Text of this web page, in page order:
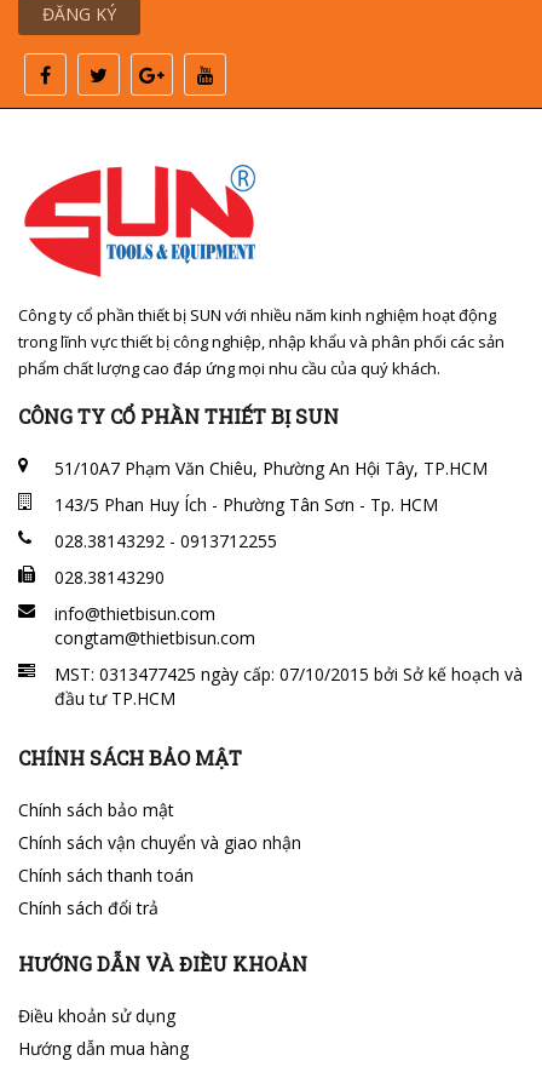
ĐĂNG KÝ
Công ty cổ phần thiết bị SUN với nhiều năm kinh nghiệm hoạt động
trong lĩnh vực thiết bị công nghiệp, nhập khẩu và phân phối các sản
phẩm chất lượng cao đáp ứng mọi nhu cầu của quý khách.
CÔNG TY CỔ PHẦN THIẾT BỊ SUN
51/10A7 Phạm Văn Chiêu, Phường An Hội Tây, TP.HCM
143/5 Phan Huy Ích - Phường Tân Sơn - Tp. HCM
028.38143292 - 0913712255
028.38143290
info@thietbisun.com
congtam@thietbisun.com
MST: 0313477425 ngày cấp: 07/10/2015 bởi Sở kế hoạch và
đầu tư TP.HCM
CHÍNH SÁCH BẢO MẬT
Chính sách bảo mật
Chính sách vận chuyển và giao nhận
Chính sách thanh toán
Chính sách đổi trả
HƯỚNG DẪN VÀ ĐIỀU KHOẢN
Điều khoản sử dụng
Hướng dẫn mua hàng